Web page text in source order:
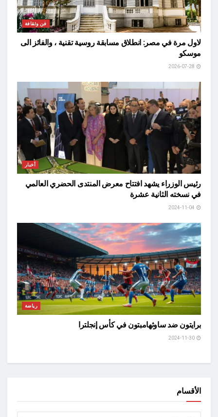
فن وثقافة
لاول مرة في مصر: انطلاق مسابقة روسية تقنية ، والفائز الى
موسكو
أخبار
رئيس الوزراء يشهد افتتاح معرض المنتدى الحضري العالمي
في نسخته الثانية عشرة
رياضة
برايتون ضد ساوثهامبتون في كأس إنجلترا
الأقسام